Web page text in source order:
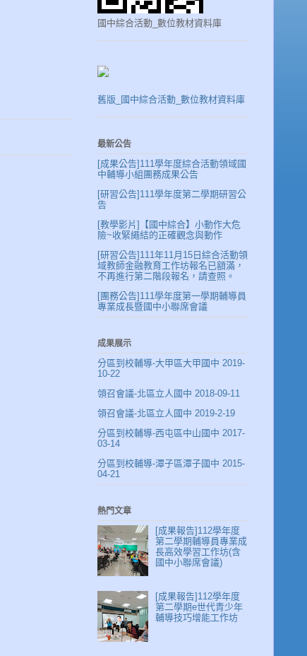
國中綜合活動_數位教材資料庫
舊版_國中綜合活動_數位教材資料庫
最新公告
[成果公告]111學年度綜合活動領域國
中輔導小組團務成果公告
[研習公告]111學年度第二學期研習公
告
[教學影片]【國中綜合】小動作大危
險~收緊繩結的正確觀念與動作
[研習公告]111年11月15日綜合活動領
域教師金融教育工作坊報名已額滿，
不再進行第二階段報名，請查照。
[團務公告]111學年度第一學期輔導員
專業成長暨國中小聯席會議
成果展示
分區到校輔導-大甲區大甲國中 2019-
10-22
領召會議-北區立人國中 2018-09-11
領召會議-北區立人國中 2019-2-19
分區到校輔導-西屯區中山國中 2017-
03-14
分區到校輔導-潭子區潭子國中 2015-
04-21
熱門文章
[成果報告]112學年度
第二學期輔導員專業成
長高效學習工作坊(含
國中小聯席會議)
[成果報告]112學年度
第二學期e世代青少年
輔導技巧增能工作坊